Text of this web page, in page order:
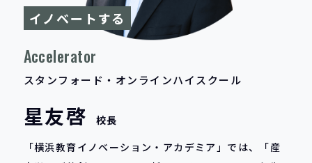
イノベートする
Accelerator
スタンフォード・オンラインハイスクール
星友啓
校長
「横浜教育イノベーション・アカデミア」では、「産